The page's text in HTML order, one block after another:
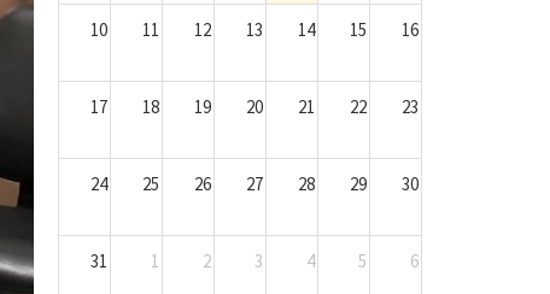
10 11 12 13 14 15 16
17 18 19 20 21 22 23
24 25 26 27 28 29 30
31 1 2 3 4 5 6